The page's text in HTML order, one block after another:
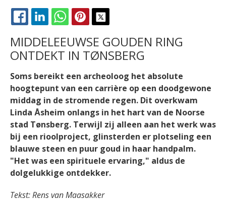
FACEBOOK
LINKEDINWHATSAPPPINTEREST
MIDDELEEUWSE GOUDEN RING
ONTDEKT IN TØNSBERG
Soms bereikt een archeoloog het absolute
hoogtepunt van een carrière op een doodgewone
middag in de stromende regen. Dit overkwam
Linda Åsheim onlangs in het hart van de Noorse
stad Tønsberg. Terwijl zij alleen aan het werk was
bij een rioolproject, glinsterden er plotseling een
blauwe steen en puur goud in haar handpalm.
"Het was een spirituele ervaring," aldus de
dolgelukkige ontdekker.
Tekst: Rens van Maasakker